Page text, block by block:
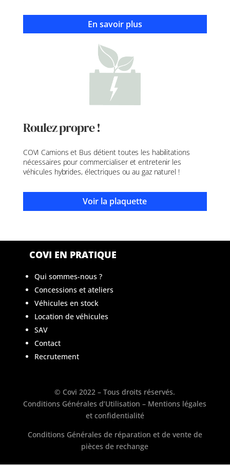
En savoir plus
Roulez propre !
COVI Camions et Bus détient toutes les habilitations
nécessaires pour commercialiser et entretenir les
véhicules hybrides, électriques ou au gaz naturel !
Voir la plaquette
COVI EN PRATIQUE
Qui sommes-nous ?
Concessions et ateliers
Véhicules en stock
Location de véhicules
SAV
Contact
Recrutement
© Covi 2022 – Tous droits réservés.
Conditions Générales d’Utilisation – Mentions légales
et confidentialité
Conditions Générales de réparation et de vente de
pièces de rechange